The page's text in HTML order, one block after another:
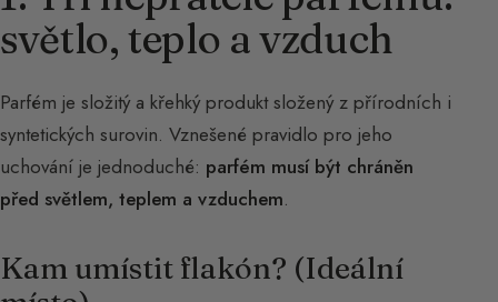
světlo, teplo a vzduch
Parfém je složitý a křehký produkt složený z přírodních i
syntetických surovin. Vznešené pravidlo pro jeho
uchování je jednoduché: parfém musí být chráněn
před světlem, teplem a vzduchem.
Kam umístit flakón? (Ideální